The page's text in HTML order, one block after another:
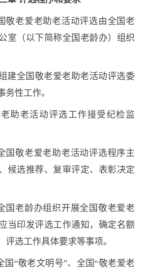
敬老爱老助老活动评选由全国老
室（以下简称全国老龄办）组织
建全国敬老爱老助老活动评选委
务性工作。
助老活动评选工作接受纪检监
国敬老爱老助老活动评选程序主
候选推荐、复审评定、表彰决定
国老龄办组织开展全国敬老爱老
当印发评选工作通知，确定名额
评选工作具体要求等事项。
“敬老文明号”、全国“敬老爱老